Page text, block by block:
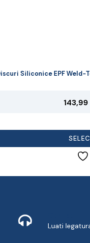
Siliconice EPF
143,99
Luati